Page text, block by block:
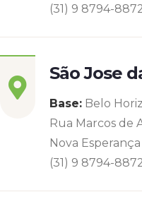
(31) 9 8794-
São Jose
Base: Belo
Rua Marcos de
Nova Esperança
(31) 9 8794-